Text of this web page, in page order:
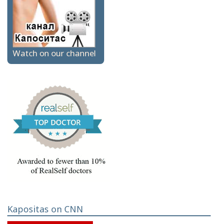
Watch on our channel
Kapositas on CNN